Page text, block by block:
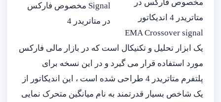
مخصوص فارکس در
متاتریدر 4 اندیکاتور
EMA Crossover signal
یک ابزار تحلیل و تکنیکال است که در بازار مالی فارکس
مورد استفاده قرار می گیرد و در این نسخه برای
پلتفرم متاتریدر 4 طراحی شده است ، این اندیکاتور از
یک شاخص بسیار قدرتمند به نام میانگین متحرک نمایی